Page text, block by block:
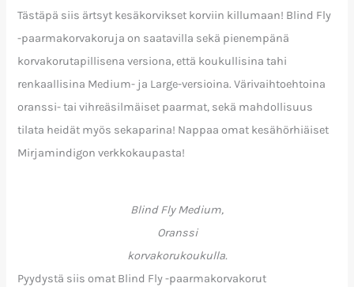
Tästäpä siis ärtsyt kesäkorvikset korviin killumaan! Blind Fly
-paarmakorvakoruja on saatavilla sekä pienempänä
korvakorutapillisena versiona, että koukullisina tahi
renkaallisina Medium- ja Large-versioina. Värivaihtoehtoina
oranssi- tai vihreäsilmäiset paarmat, sekä mahdollisuus
tilata heidät myös sekaparina! Nappaa omat kesähörhiäiset
Mirjamindigon verkkokaupasta!
Blind Fly Medium,
Oranssi
korvakorukoukulla.
Pyydystä siis omat Blind Fly -paarmakorvakorut